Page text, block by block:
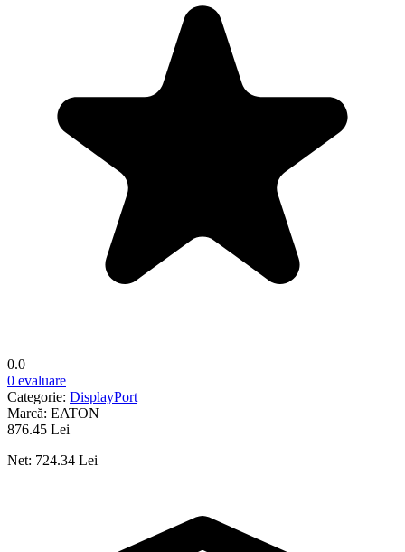
0.0
0 evaluare
Categorie: DisplayPort
Marcă: EATON
876.45 Lei
Net: 724.34 Lei